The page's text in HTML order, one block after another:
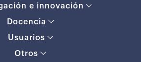
e innovación
Docencia
Usuarios
Otros